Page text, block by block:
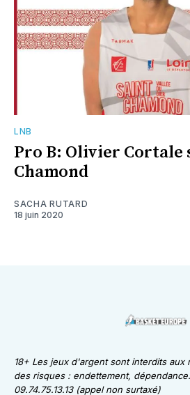
LNB
Pro B: Olivier Cortale
Chamond
SACHA RUTARD
18 juin 2020
18+ Les jeux d'argent sont interdits aux
des risques : endettement,
09.74.75.13.13 (appel non surtaxé)